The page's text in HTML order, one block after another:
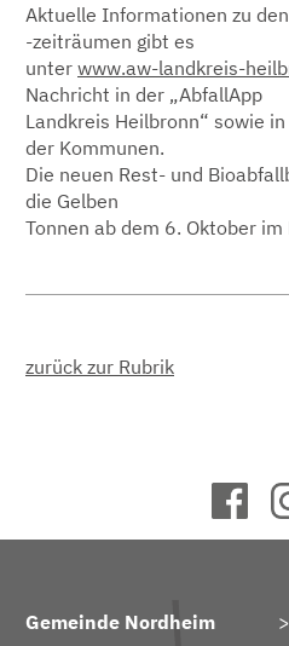
Aktuelle Informationen zu
-zeiträumen gibt es
unter www.aw-landkreis-
Nachricht in der „AbfallApp
Landkreis Heilbronn“ sowie
der Kommunen.
Die neuen Rest- und
die Gelben
Tonnen ab dem 6. Oktober
zurück zur Rubrik
Gemeinde Nordheim